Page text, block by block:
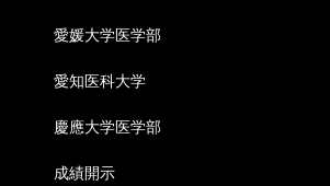
愛媛大学医学部
愛知医科大学
慶應大学医学部
成績開示